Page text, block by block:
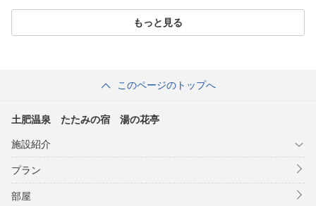
もっと見る
このページのトップへ
土肥温泉 たたみの宿 湯の花亭
施設紹介
プラン
部屋